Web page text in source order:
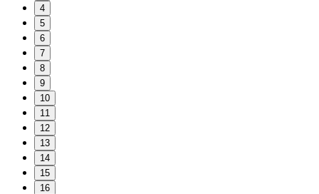
4
5
6
7
8
9
10
11
12
13
14
15
16